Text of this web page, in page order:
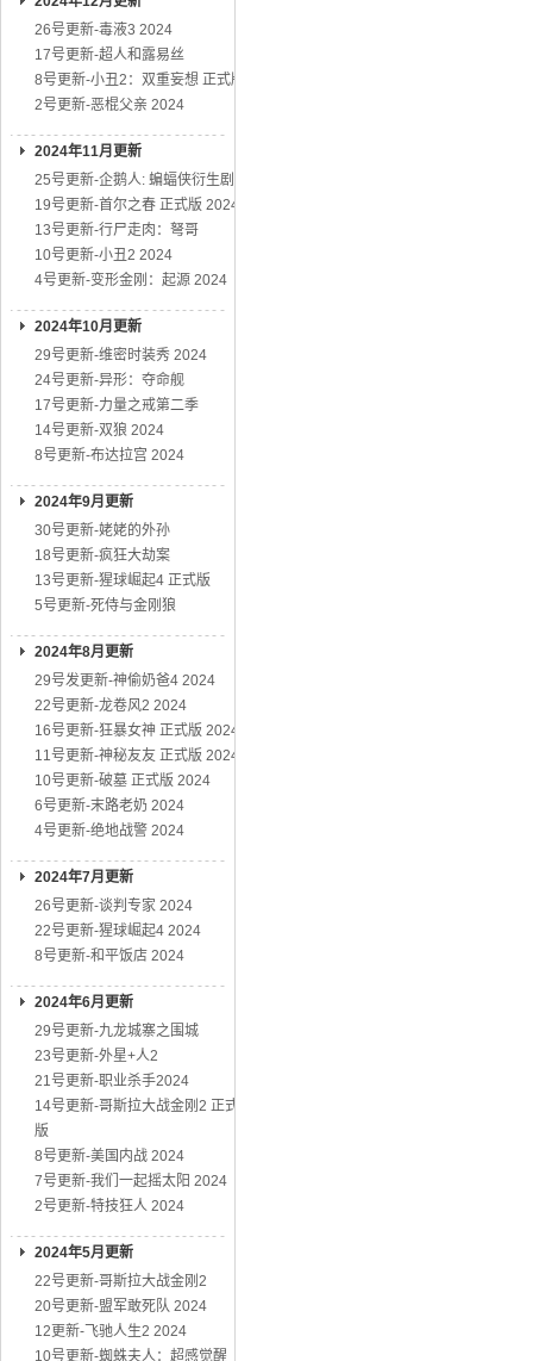
26号更新-毒液3 2024
17号更新-超人和露易丝
8号更新-小丑2：双重妄想 正式版
2号更新-恶棍父亲 2024
2024年11月更新
25号更新-企鹅人: 蝙蝠侠衍生剧
19号更新-首尔之春 正式版 2024
13号更新-行尸走肉：弩哥
10号更新-小丑2 2024
4号更新-变形金刚：起源 2024
2024年10月更新
29号更新-维密时装秀 2024
24号更新-异形：夺命舰
17号更新-力量之戒第二季
14号更新-双狼 2024
8号更新-布达拉宫 2024
2024年9月更新
30号更新-姥姥的外孙
18号更新-疯狂大劫案
13号更新-猩球崛起4 正式版
5号更新-死侍与金刚狼
2024年8月更新
29号发更新-神偷奶爸4 2024
22号更新-龙卷风2 2024
16号更新-狂暴女神 正式版 2024
11号更新-神秘友友 正式版 2024
10号更新-破墓 正式版 2024
6号更新-末路老奶 2024
4号更新-绝地战警 2024
2024年7月更新
26号更新-谈判专家 2024
22号更新-猩球崛起4 2024
8号更新-和平饭店 2024
2024年6月更新
29号更新-九龙城寨之围城
23号更新-外星+人2
21号更新-职业杀手2024
14号更新-哥斯拉大战金刚2 正式
版
8号更新-美国内战 2024
7号更新-我们一起摇太阳 2024
2号更新-特技狂人 2024
2024年5月更新
22号更新-哥斯拉大战金刚2
20号更新-盟军敢死队 2024
12更新-飞驰人生2 2024
10号更新-蜘蛛夫人：超感觉醒